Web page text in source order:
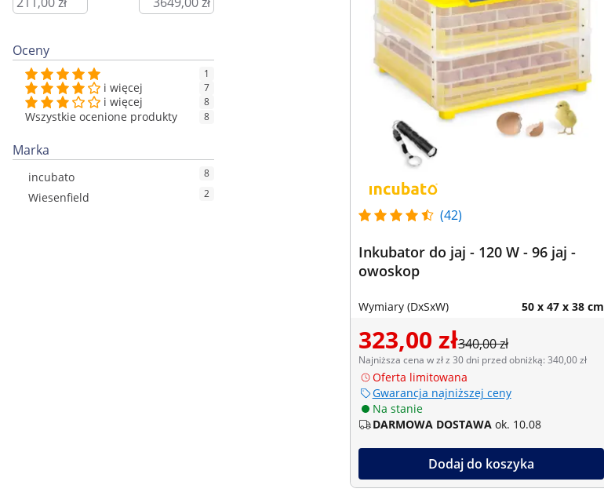
Oceny
1
i więcej 7
i więcej 8
Wszystkie ocenione produkty 8
Marka
incubato 8
Wiesenfield 2
(42)
Inkubator do jaj - 120 W - 96 jaj -
owoskop
Wymiary (DxSxW) 50 x 47 x 38 cm
323,00 zł340,00 zł
Najniższa cena w zł z 30 dni przed obniżką: 340,00 zł
Oferta limitowana
Gwarancja najniższej ceny
Na stanie
DARMOWA DOSTAWA ok. 10.08
Dodaj do koszyka